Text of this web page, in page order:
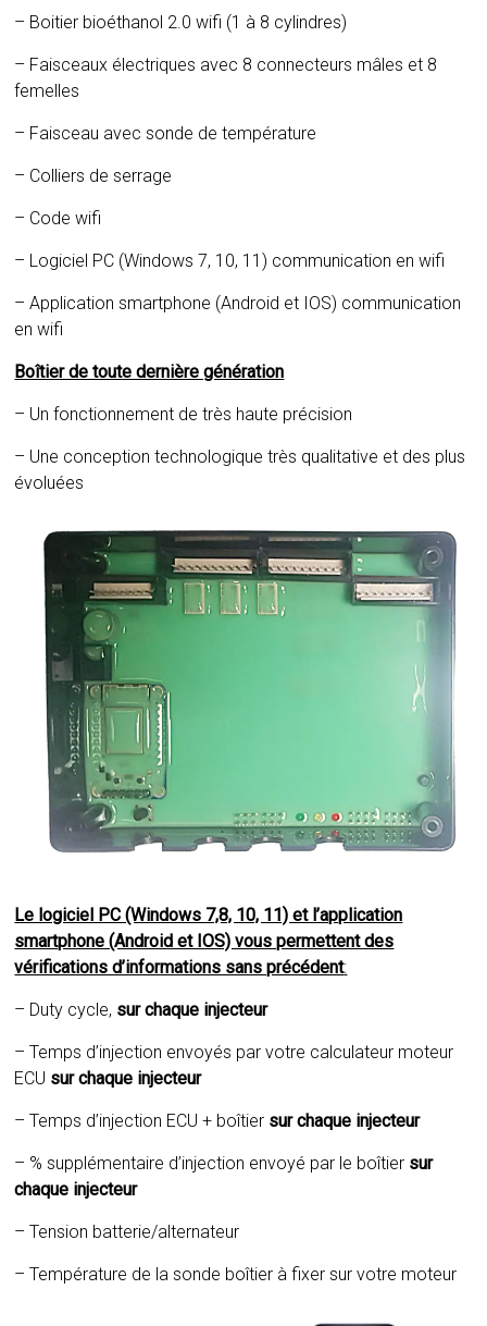
– Boitier bioéthanol 2.0 wifi (1 à 8 cylindres)
– Faisceaux électriques avec 8 connecteurs mâles et 8
femelles
– Faisceau avec sonde de température
– Colliers de serrage
– Code wifi
– Logiciel PC (Windows 7, 10, 11) communication en wifi
– Application smartphone (Android et IOS) communication
en wifi
Boîtier de toute dernière génération
– Un fonctionnement de très haute précision
– Une conception technologique très qualitative et des plus
évoluées
Le logiciel PC (Windows 7,8, 10, 11) et l’application
smartphone (Android et IOS) vous permettent des
vérifications d’informations sans précédent:
– Duty cycle, sur chaque injecteur
– Temps d’injection envoyés par votre calculateur moteur
ECU sur chaque injecteur
– Temps d’injection ECU + boîtier sur chaque injecteur
– % supplémentaire d’injection envoyé par le boîtier sur
chaque injecteur
– Tension batterie/alternateur
– Température de la sonde boîtier à fixer sur votre moteur